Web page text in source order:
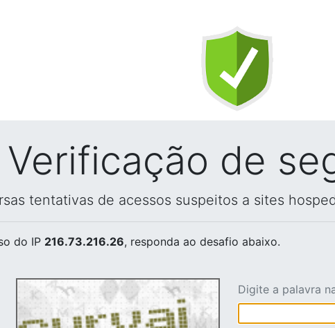
Verificação de
tentativas de acessos suspeitos a sites
do IP 216.73.216.26, responda ao desafio abaixo.
Digite a palavra